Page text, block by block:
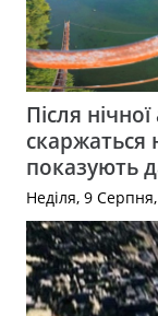
Після
скаржаться
показують
Неділя, 9